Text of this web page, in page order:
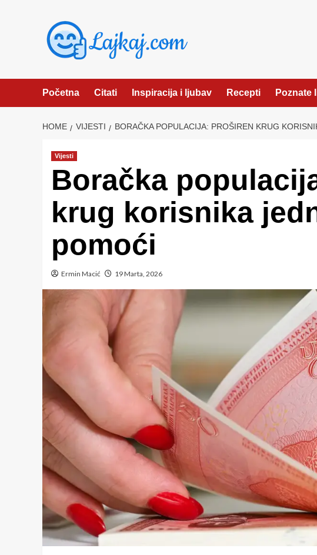
Početna Citati Inspiracija i ljubav Recepti Poznate
HOME VIJESTI BORAČKA POPULACIJA: PROŠIREN KRUG
Vijesti
Boračka
krug korisnika
pomoći
Ermin Macić 19 Marta, 2026